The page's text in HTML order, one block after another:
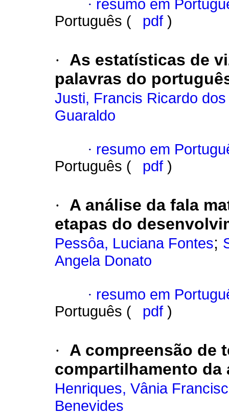
· resumo em
Português (
pdf )
·
As estatísticas de
palavras do
Justi, Francis Ricardo
Guaraldo
· resumo em
Português (
pdf )
·
A análise da fala
etapas do
Pessôa, Luciana Fontes;
Angela Donato
· resumo em
Português (
pdf )
·
A compreensão de
compartilhamento da
Henriques, Vânia
Benevides